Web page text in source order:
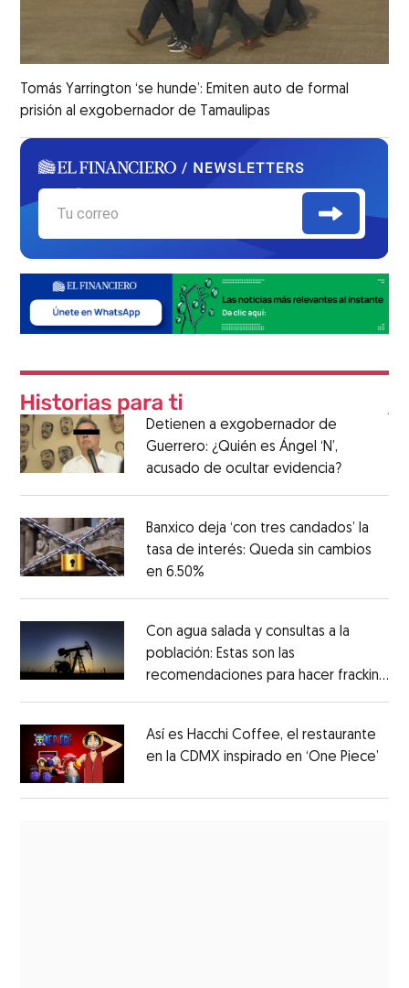
Tomás Yarrington ‘se hunde’: Emiten auto de formal
prisión al exgobernador de Tamaulipas
Detienen a exgobernador de
Guerrero: ¿Quién es Ángel ‘N’,
acusado de ocultar evidencia?
Banxico deja ‘con tres candados’ la
tasa de interés: Queda sin cambios
en 6.50%
Con agua salada y consultas a la
población: Estas son las
recomendaciones para hacer fracking
en México
Así es Hacchi Coffee, el restaurante
en la CDMX inspirado en ‘One Piece’